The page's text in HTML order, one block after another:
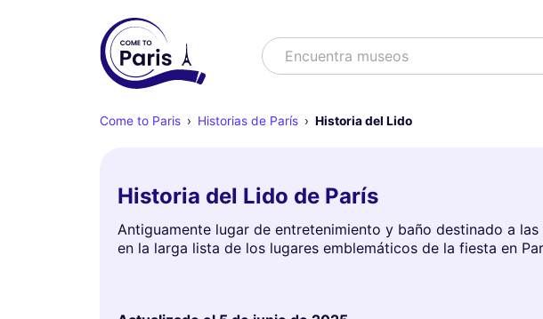
BuscarEncuentra espectá
Come to Paris Historias de París Historia del Lido
Historia del Lido de París
Antiguamente lugar de entretenimiento y baño destinado a
en la larga lista de los lugares emblemáticos de la fiesta en